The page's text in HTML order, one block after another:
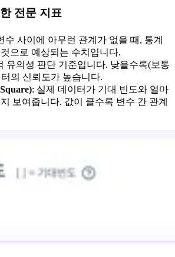
전문 지표
수 사이에 아무런 관계가 없을 때, 통계
으로 예상되는 수치입니다.
유의성 판단 기준입니다. 낮을수록(보통
의 신뢰도가 높습니다.
: 실제 데이터가 기대 빈도와 얼마
보여줍니다. 값이 클수록 변수 간 관계